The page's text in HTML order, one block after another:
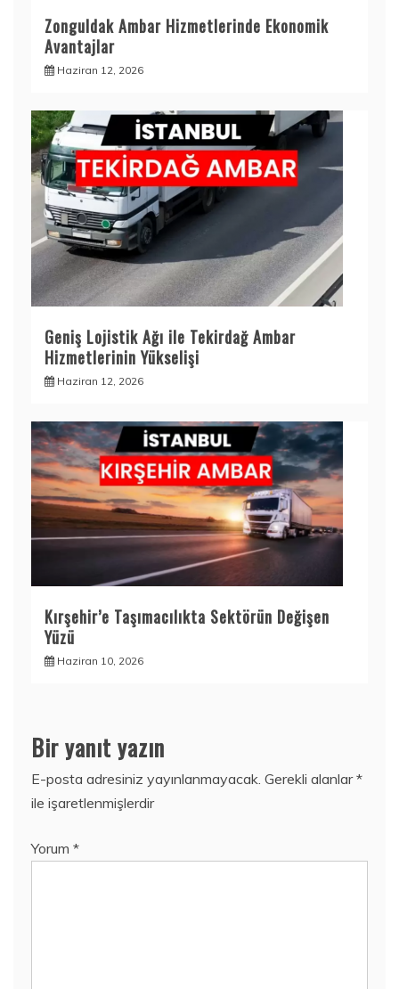
Zonguldak Ambar Hizmetlerinde Ekonomik
Avantajlar
Haziran 12, 2026
Geniş Lojistik Ağı ile Tekirdağ Ambar
Hizmetlerinin Yükselişi
Haziran 12, 2026
Kırşehir’e Taşımacılıkta Sektörün Değişen
Yüzü
Haziran 10, 2026
Bir yanıt yazın
E-posta adresiniz yayınlanmayacak. Gerekli alanlar*
ile işaretlenmişlerdir
Yorum *